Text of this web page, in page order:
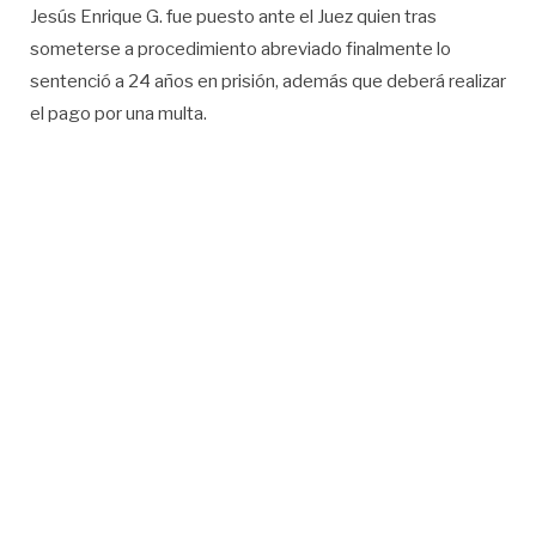
Jesús Enrique G. fue puesto ante el Juez quien tras
someterse a procedimiento abreviado finalmente lo
sentenció a 24 años en prisión, además que deberá realizar
el pago por una multa.